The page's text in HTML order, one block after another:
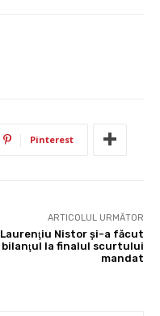
Pinterest
ARTICOLUL URMĂTOR
Laurenţiu Nistor şi-a făcut
bilanţul la finalul scurtului
mandat